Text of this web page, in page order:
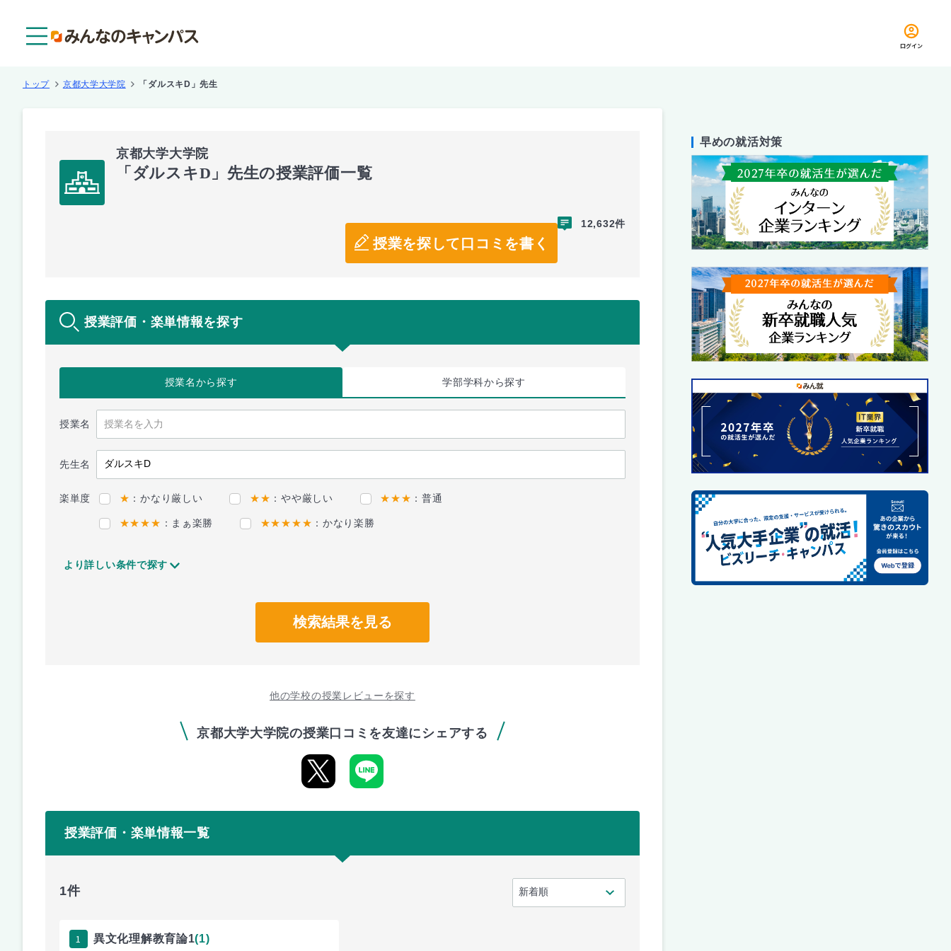
ログイン
トップ 京都大学大学院 「ダルスキD」先生
京都大学大学院
「ダルスキD」先生の授業評価一覧
授業を探して口コミを書く
12,632件
授業評価・楽単情報を探す
授業名から探す 学部学科から探す
授業名
先生名
楽単度 ★ ：かなり厳しい ★★ ：やや厳しい ★★★ ：普通
★★★★ ：まぁ楽勝 ★★★★★ ：かなり楽勝
より詳しい条件で探す
検索結果を見る
他の学校の授業レビューを探す
京都大学大学院の授業口コミを友達にシェアする
授業評価・楽単情報一覧
1件
1 異文化理解教育論1(1)
早めの就活対策